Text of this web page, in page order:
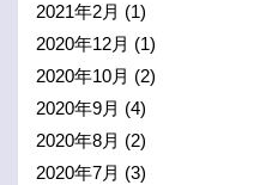
2021年2月 (1)
2020年12月 (1)
2020年10月 (2)
2020年9月 (4)
2020年8月 (2)
2020年7月 (3)